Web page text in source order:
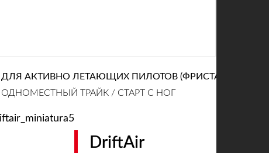
ДЛЯ АКТИВНО ЛЕТАЮЩИХ ПИЛОТОВ (ФРИСТАЙЛ)
ОДНОМЕСТНЫЙ ТРАЙК / СТАРТ С НОГ
DriftAir